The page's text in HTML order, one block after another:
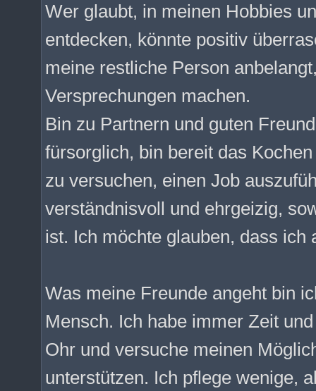
Wer glaubt, in meinen Hobbies
entdecken, könnte positiv
meine restliche Person
Versprechungen machen.
Bin zu Partnern und guten
fürsorglich, bin bereit das
zu versuchen, einen Job
verständnisvoll und ehrgeizig,
ist. Ich möchte glauben, dass
Was meine Freunde angeht bin
Mensch. Ich habe immer Zeit
Ohr und versuche meinen
unterstützen. Ich pflege wenige,